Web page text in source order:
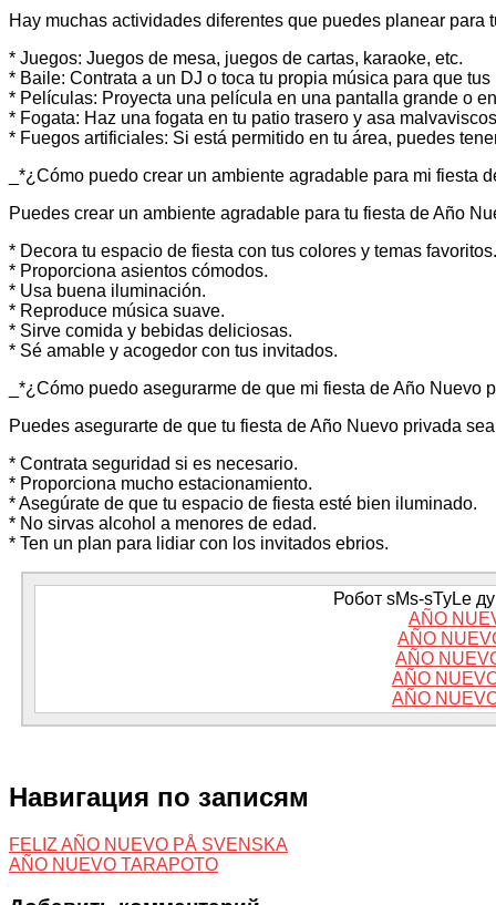
Hay muchas actividades diferentes que puedes planear para
* Juegos: Juegos de mesa, juegos de cartas, karaoke, etc.
* Baile: Contrata a un DJ o toca tu propia música para que
* Películas: Proyecta una película en una pantalla grande o
* Fogata: Haz una fogata en tu patio trasero y asa
* Fuegos artificiales: Si está permitido en tu área, puedes
_*¿Cómo puedo crear un ambiente agradable para mi fiesta
Puedes crear un ambiente agradable para tu fiesta de Año
* Decora tu espacio de fiesta con tus colores y temas favoritos.
* Proporciona asientos cómodos.
* Usa buena iluminación.
* Reproduce música suave.
* Sirve comida y bebidas deliciosas.
* Sé amable y acogedor con tus invitados.
_*¿Cómo puedo asegurarme de que mi fiesta de Año Nuevo
Puedes asegurarte de que tu fiesta de Año Nuevo privada
* Contrata seguridad si es necesario.
* Proporciona mucho estacionamiento.
* Asegúrate de que tu espacio de fiesta esté bien iluminado.
* No sirvas alcohol a menores de edad.
* Ten un plan para lidiar con los invitados ebrios.
Робот sMs-sTyLe
AÑO
AÑO
AÑO
AÑO
AÑO
Навигация по записям
FELIZ AÑO NUEVO PÅ SVENSKA
AÑO NUEVO TARAPOTO